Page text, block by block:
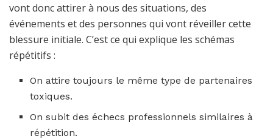
vont donc attirer à nous des situations, des
événements et des personnes qui vont réveiller cette
blessure initiale. C’est ce qui explique les schémas
répétitifs :
On attire toujours le même type de partenaires
toxiques.
On subit des échecs professionnels similaires à
répétition.